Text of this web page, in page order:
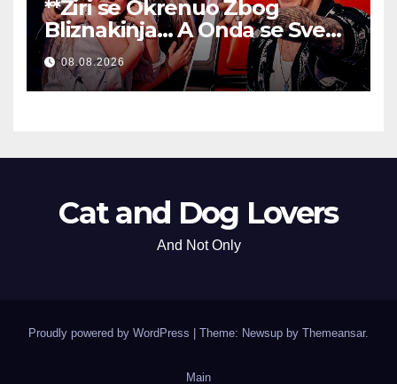
**Žiri se Okrenuo Zbog
Bliznakinja… A Onda se Sve
Promenilo!
**
08.08.2026
Cat and Dog Lovers
And Not Only
Proudly powered by WordPress Theme: Newsup by Themeansar.
Main